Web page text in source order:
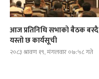
आज प्रतिनिधि सभाको बैठक
यस्तो छ कार्यसूची
२०८३ श्रावण १९, मंगलवार ०७:५८ गते